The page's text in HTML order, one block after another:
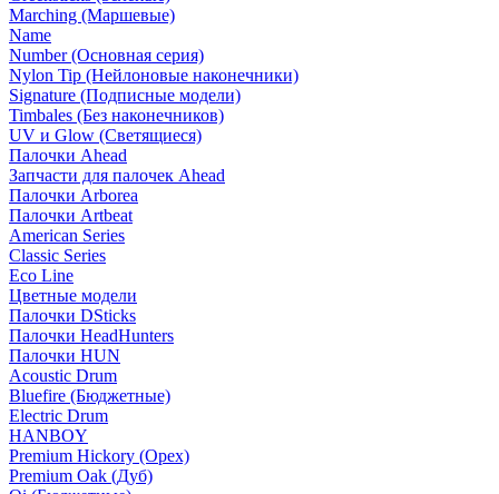
Marching (Маршевые)
Name
Number (Основная серия)
Nylon Tip (Нейлоновые наконечники)
Signature (Подписные модели)
Timbales (Без наконечников)
UV и Glow (Светящиеся)
Палочки Ahead
Запчасти для палочек Ahead
Палочки Arborea
Палочки Artbeat
American Series
Classic Series
Eco Line
Цветные модели
Палочки DSticks
Палочки HeadHunters
Палочки HUN
Acoustic Drum
Bluefire (Бюджетные)
Electric Drum
HANBOY
Premium Hickory (Орех)
Premium Oak (Дуб)